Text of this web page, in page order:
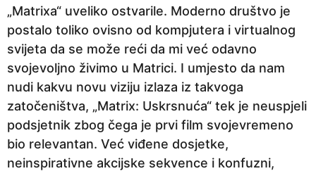
„Matrixa“ uveliko ostvarile. Moderno društvo je
postalo toliko ovisno od kompjutera i virtualnog
svijeta da se može reći da mi već odavno
svojevoljno živimo u Matrici. I umjesto da nam
nudi kakvu novu viziju izlaza iz takvoga
zatočeništva, „Matrix: Uskrsnuća“ tek je neuspjeli
podsjetnik zbog čega je prvi film svojevremeno
bio relevantan. Već viđene dosjetke,
neinspirativne akcijske sekvence i konfuzni,